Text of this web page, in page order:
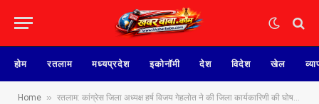
होम रतलाम मध्यप्रदेश इकोनॉमी देश विदेश खेल
Home » रतलाम: कांग्रेस जिला अध्यक्ष हर्ष विजय गेहलोत ने की जिला कार्यकारिणी की घोषणा, कार्यकारिणी में 1 महासचिव ,10 उपाध्यक्ष,15 महामंत्री,21 सचिव,2 प्रवक्ता,27 विशेष आमंत्रित सदस्य